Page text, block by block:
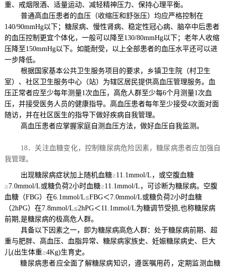
重、戒烟限酒、适量运动、减轻精神压力、保持心理平衡。
普通高血压患者的血压（收缩压和舒张压）均应严格控制在
140/90mmHg以下；糖尿病、慢性肾病、稳定性冠心病、脑卒中后患者
的血压控制更宜个体化，一般可以降至130/80mmHg以下；老年人收缩
压降至150mmHg以下。如能耐受，以上全部患者的血压水平还可以进
一步降低。
根据国家基本公共卫生服务项目的要求，乡镇卫生院（村卫生
室）、社区卫生服务中心（站）为辖区居民提供高血压管理服务。血
压正常者应至少每年测量1 次血压，高危人群至少每6个月测量1 次血
压，并接受医务人员的健康指导。高血压患者每年至少接受4次面对面
随访，并在社区医生的指导下做好疾病自我管理。
高血压患者应掌握家庭自测血压方法，做好血压自我监测。
18．关注血糖变化，控制糖尿病危险因素，糖尿病患者应加强自
我管理。
出现糖尿病症状加上随机血糖≥11.1mmol/L ，或空腹血糖
≥7.0mmol/L或糖负荷2小时血糖≥11.1mmol/L ，可诊断为糖尿病。空腹
血糖（FBG）在6.1mmol/L≤FBG＜7.0mmol/L或糖负荷2小时血糖
（2hPG）在7.8mmol/L≤2hPG＜11.1mmol/L为糖调节受损,也称糖尿病
前期 ,是糖尿病的极高危人群。
具备以下因素之一，即为糖尿病高危人群：处于糖尿病前期、超
重与肥胖、高血压、血脂异常、糖尿病家族史、妊娠糖尿病史、巨大
儿(出生体重≥4Kg)生育史。
糖尿病患者应全面了解糖尿病知识，遵医嘱用药，定期监测血糖